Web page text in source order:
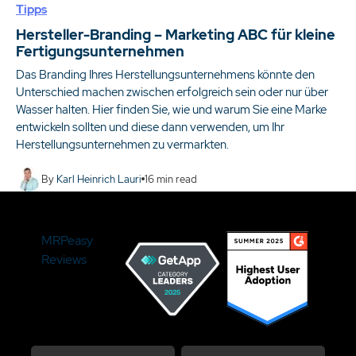
Tipps
Hersteller-Branding – Marketing ABC für kleine
Fertigungsunternehmen
Das Branding Ihres Herstellungsunternehmens könnte den
Unterschied machen zwischen erfolgreich sein oder nur über
Wasser halten. Hier finden Sie, wie und warum Sie eine Marke
entwickeln sollten und diese dann verwenden, um Ihr
Herstellungsunternehmen zu vermarkten.
By Karl Heinrich Lauri 16min read
MRPeasy
Reviews